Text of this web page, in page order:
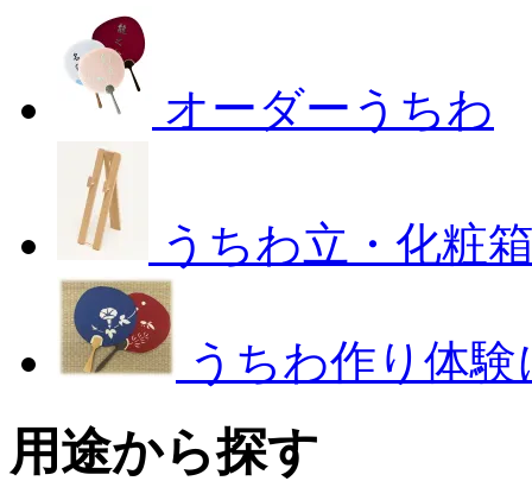
オーダーうちわ
うちわ立・化粧
うちわ作り体
用途から探す